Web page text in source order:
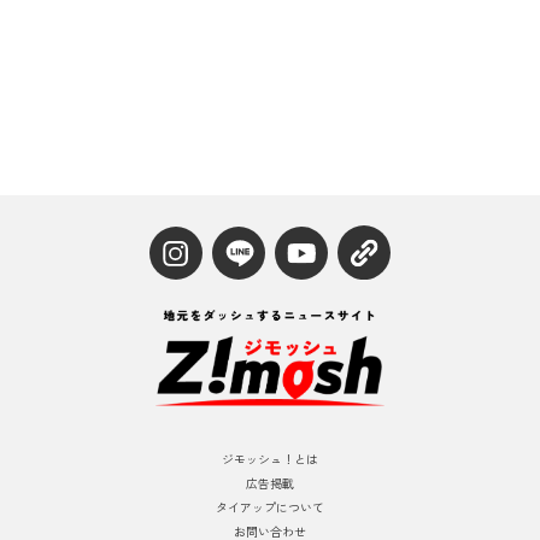
ジモッシュ！とは
広告掲載
タイアップについて
お問い合わせ